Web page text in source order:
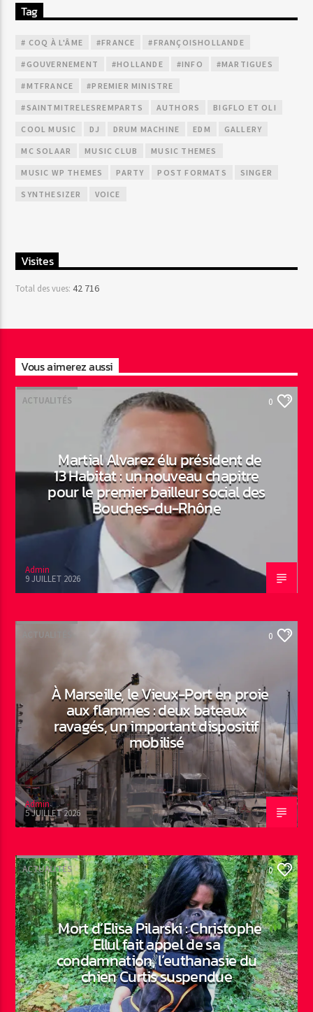
Tag
# COQ À L'ÂME #FRANCE #FRANÇOISHOLLANDE
#GOUVERNEMENT #HOLLANDE #INFO #MARTIGUES
#MTFRANCE #PREMIER MINISTRE
#SAINTMITRELESREMPARTS AUTHORS BIGFLO ET OLI
COOL MUSIC DJ DRUM MACHINE EDM GALLERY
MC SOLAAR MUSIC CLUB MUSIC THEMES
MUSIC WP THEMES PARTY POST FORMATS SINGER
SYNTHESIZER VOICE
Visites
Total des vues:42 716
Vous aimerez aussi
ACTUALITÉS 0
Martial Alvarez élu président de
13 Habitat : un nouveau chapitre
pour le premier bailleur social des
Bouches-du-Rhône
Admin
9 JUILLET 2026
ACTUALITÉS 0
À Marseille, le Vieux-Port en proie
aux flammes : deux bateaux
ravagés, un important dispositif
mobilisé
Admin
5 JUILLET 2026
ACTUALITÉS 0
Mort d’Elisa Pilarski : Christophe
Ellul fait appel de sa
condamnation, l’euthanasie du
chien Curtis suspendue